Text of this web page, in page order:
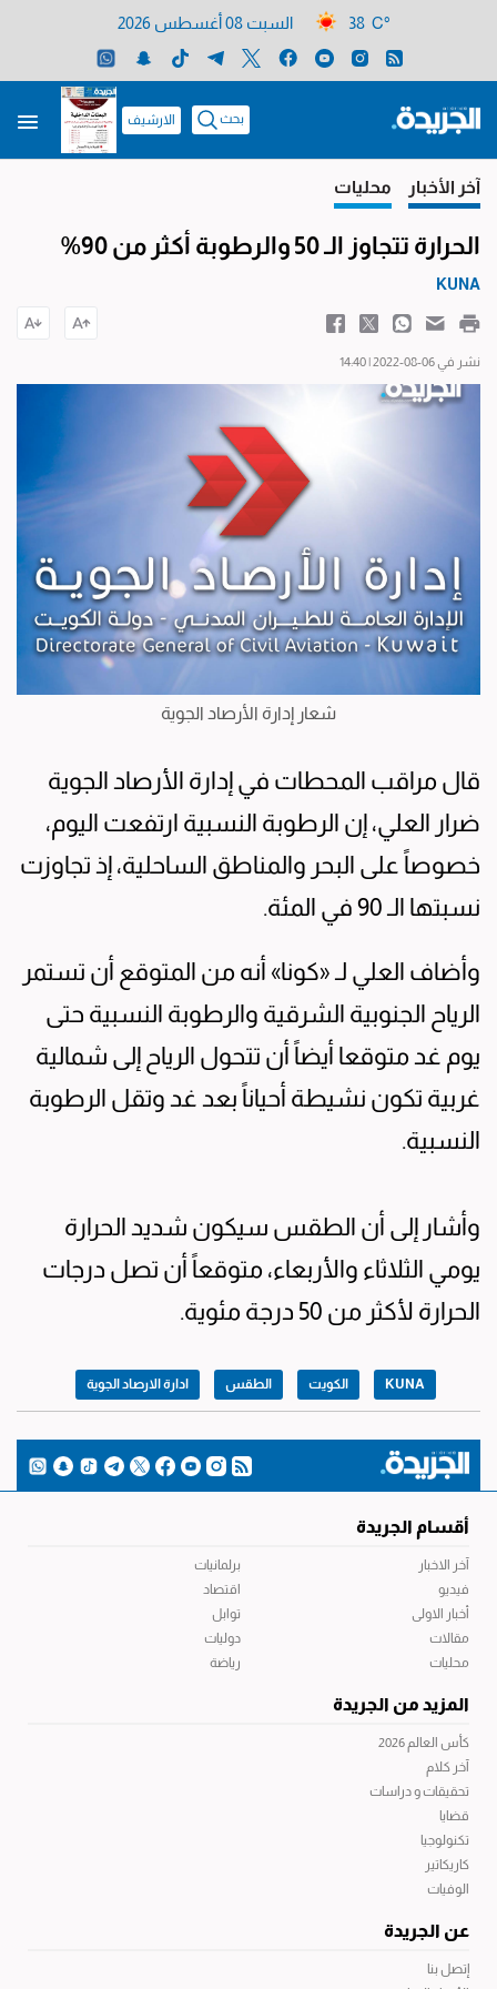
38 C° السبت 08 أغسطس 2026
بحث الارشيف
آخر الأخبار محليات
الحرارة تتجاوز الـ 50 والرطوبة أكثر من 90%
KUNA
نشر في 06-08-2022 | 14:40
شعار إدارة الأرصاد الجوية
قال مراقب المحطات في إدارة الأرصاد الجوية
ضرار العلي، إن الرطوبة النسبية ارتفعت اليوم،
خصوصاً على البحر والمناطق الساحلية، إذ تجاوزت
نسبتها الـ 90 في المئة.
وأضاف العلي لـ «كونا» أنه من المتوقع أن تستمر
الرياح الجنوبية الشرقية والرطوبة النسبية حتى
يوم غد متوقعا أيضاً أن تتحول الرياح إلى شمالية
غربية تكون نشيطة أحياناً بعد غد وتقل الرطوبة
النسبية.
وأشار إلى أن الطقس سيكون شديد الحرارة
يومي الثلاثاء والأربعاء، متوقعاً أن تصل درجات
الحرارة لأكثر من 50 درجة مئوية.
KUNA الكويت الطقس ادارة الارصاد الجوية
أقسام الجريدة
آخر الاخبار
فيديو
أخبار الاولى
مقالات
محليات
برلمانيات
اقتصاد
توابل
دوليات
رياضة
المزيد من الجريدة
كأس العالم 2026
آخر كلام
تحقيقات و دراسات
قضايا
تكنولوجيا
كاريكاتير
الوفيات
عن الجريدة
إتصل بنا